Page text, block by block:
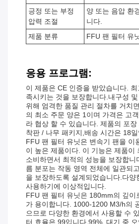
긍정 또는 부정
압력 조절
양 또는 음압 환
니다.
제품 분류
FFU 팬 필터 유
응용 프로그램:
이 제품은 CE 인증을 받았습니다.
족시키는 것을 보장합니다.내구성
위해 엄격한 품질 관리 절차를 거치
의 최소 주문 양은 1이며 가격은 고
라 협상 할 수 있습니다. 제품의 포장
착판 / 나무 패키지,배송 시간은 18
FFU 팬 필터 유닛은 변속기 팬을 이
이 높은 제품이다. 이 기능은 제품이
소비하면서 최적의 성능을 보장합니
름 분포는 작동 영역 전체에 일관되
을 보장하도록 설계되었습니다.다양
사용하기에 이상적입니다.
FFU 팬 필터 유닛은 180mm의 깊이
가 용이합니다. 1000-1200 M3/h의
으므로 다양한 환경에서 사용할 수
터 효율은 99입니다.99%, 대기 중